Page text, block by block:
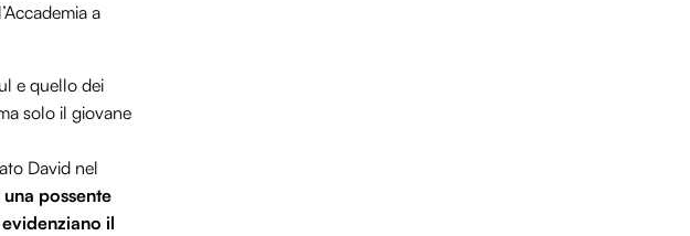
a
e quello dei
solo il giovane
David nel
possente
il